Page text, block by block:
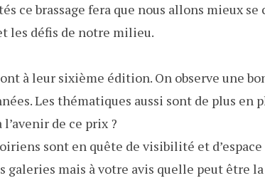
ce brassage fera que nous allons mieux
les défis de notre milieu.
à leur sixième édition. On observe une
Les thématiques aussi sont de plus en
de ce prix ?
sont en quête de visibilité et
galeries mais à votre avis quelle peut être